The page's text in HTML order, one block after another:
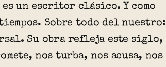
es un escritor clásico. Y como
Sobre todo del nuestro:
Su obra refleja este siglo,
nos turba, nos acusa, nos